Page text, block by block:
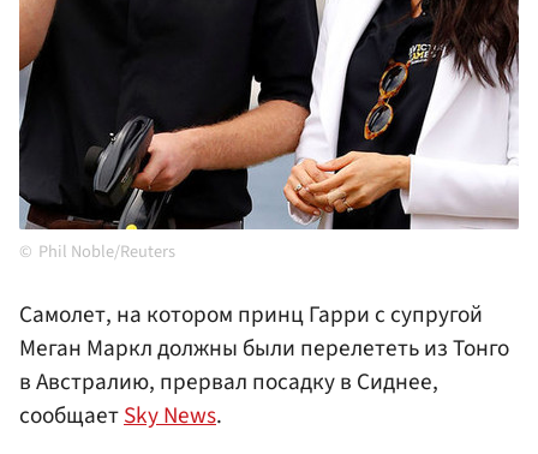
Phil Noble/Reuters
Самолет, на котором принц Гарри с супругой
Меган Маркл должны были перелететь из Тонго
в Австралию, прервал посадку в Сиднее,
сообщаетSky News.